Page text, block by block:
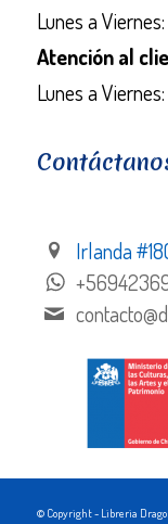
Lunes a
Atención al
Lunes a
Irlanda
© Copyright - Libreria